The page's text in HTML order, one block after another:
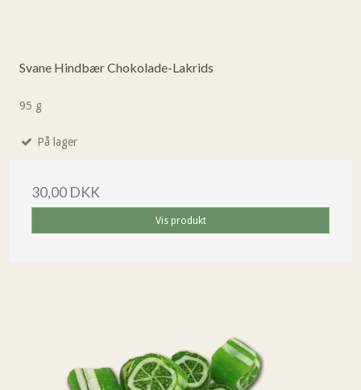
Svane Hindbær Chokolade-Lakrids
95 g
På lager
30,00 DKK
Vis produkt